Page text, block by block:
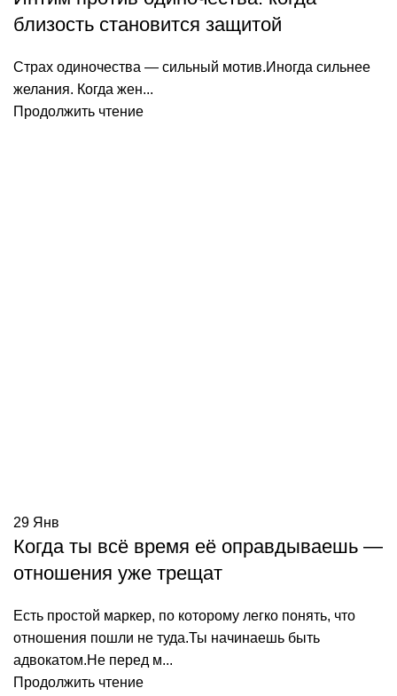
близость становится защитой
Страх одиночества — сильный мотив.Иногда сильнее
желания. Когда жен...
Продолжить чтение
29 Янв
Когда ты всё время её оправдываешь —
отношения уже трещат
Есть простой маркер, по которому легко понять, что
отношения пошли не туда.Ты начинаешь быть
адвокатом.Не перед м...
Продолжить чтение